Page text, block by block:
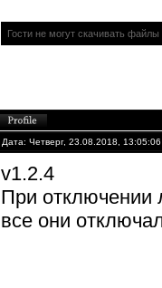
Гости не могут скачивать файлы
Дата: Четверг, 23.08.2018,
v1.2.4
При отключении
все они